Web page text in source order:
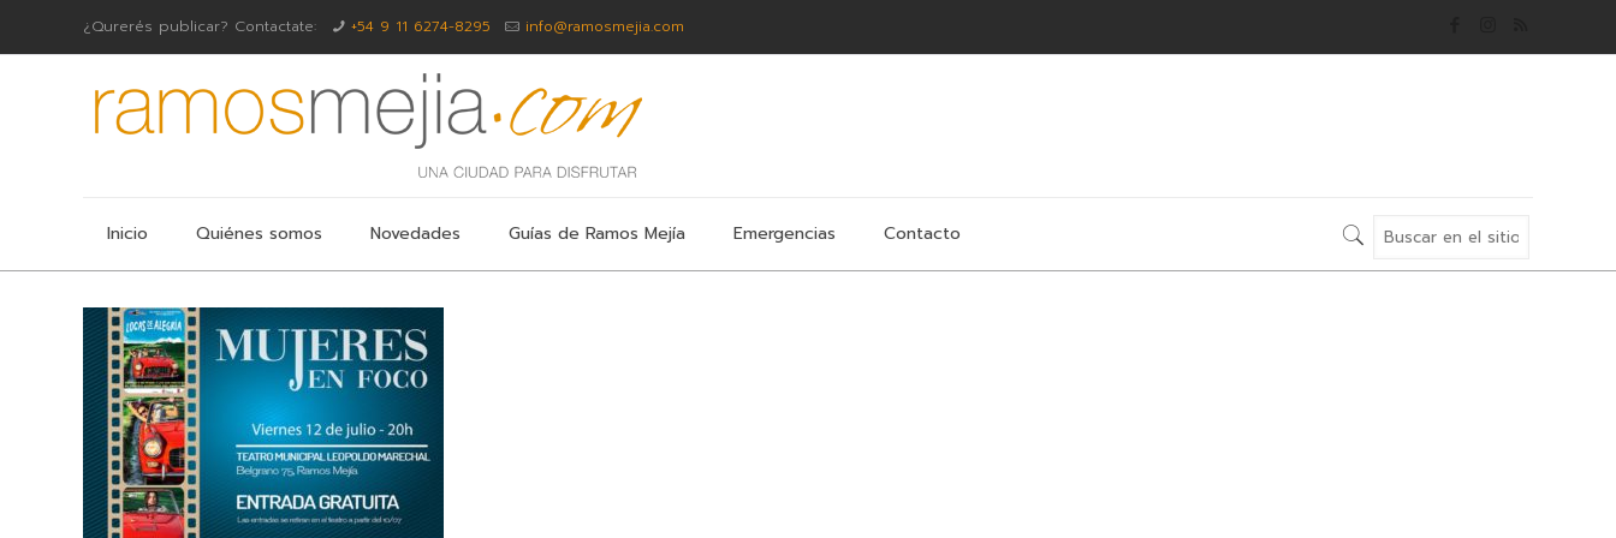
¿Qurerés publicar? Contactate: +54 9 11 6274-8295 info@ramosmejia.com
Inicio Quiénes somos Novedades Guías de Ramos Mejía Emergencias Contacto